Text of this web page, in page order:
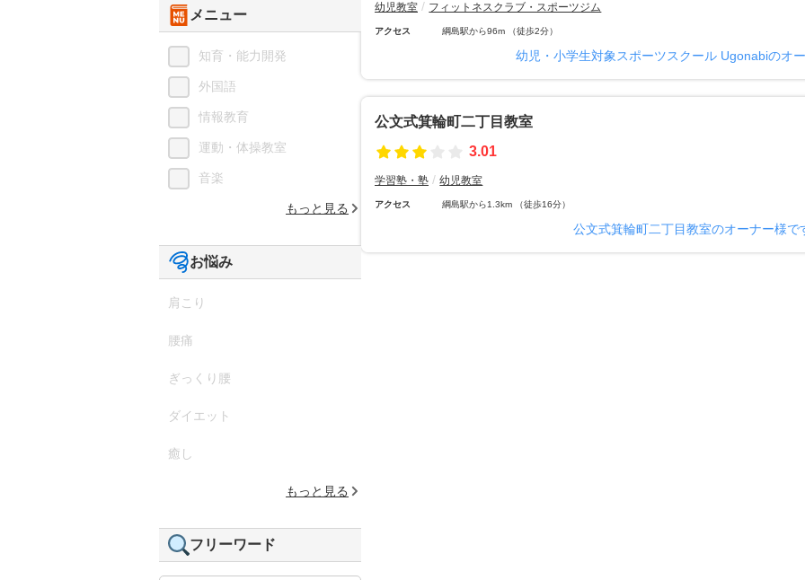
幼児教室 フィットネスクラブ・スポーツジム
アクセス 綱島駅から96m （徒歩2分）
幼児・小学生対象スポーツスクール Ugonabiのオ
公文式箕輪町二丁目教室
3.01
学習塾・塾 幼児教室
アクセス 綱島駅から1.3km （徒歩16分）
公文式箕輪町二丁目教室のオーナー様で
メニュー
知育・能力開発
外国語
情報教育
運動・体操教室
音楽
もっと見る
お悩み
肩こり
腰痛
ぎっくり腰
ダイエット
癒し
もっと見る
フリーワード